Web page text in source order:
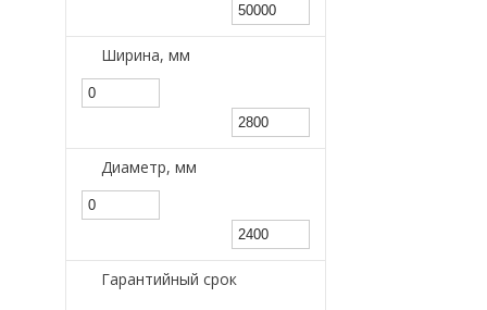
Ширина, мм
Диаметр, мм
Гарантийный срок